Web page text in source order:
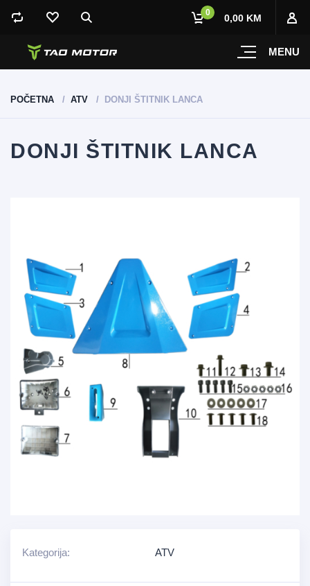
MENU
0 0,00 KM
POČETNA ATV DONJI ŠTITNIK LANCA
DONJI ŠTITNIK LANCA
Kategorija: ATV